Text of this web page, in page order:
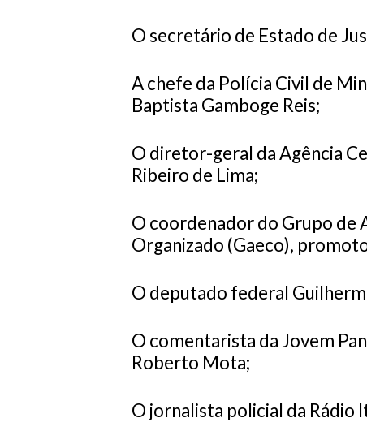
O secretário de Estado de
A chefe da Polícia Civil de
Baptista Gamboge Reis;
O diretor-geral da Agência
Ribeiro de Lima;
O coordenador do Grupo de
Organizado (Gaeco),
O deputado federal
O comentarista da Jovem
Roberto Mota;
O jornalista policial da Rádio